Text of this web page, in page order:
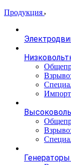
Продукция
Генераторы